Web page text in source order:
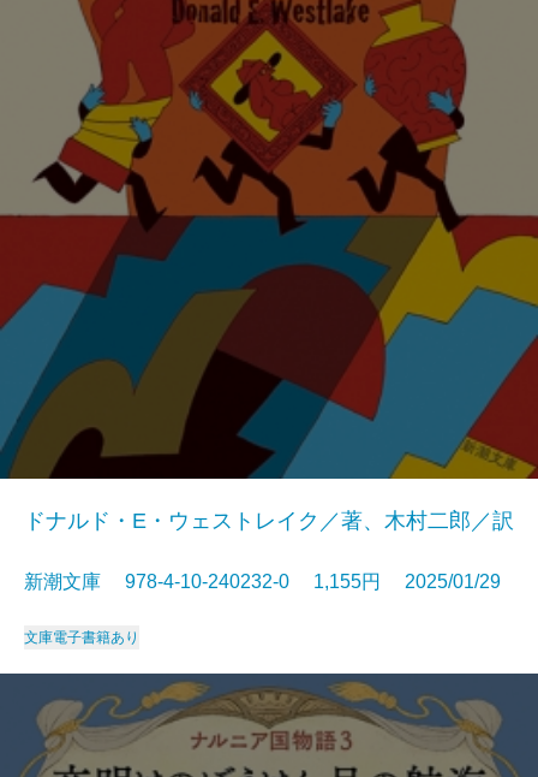
ドナルド・E・ウェストレイク／著、木村二郎／訳
新潮文庫 978-4-10-240232-0 1,155円 2025/01/29
文庫電子書籍あり